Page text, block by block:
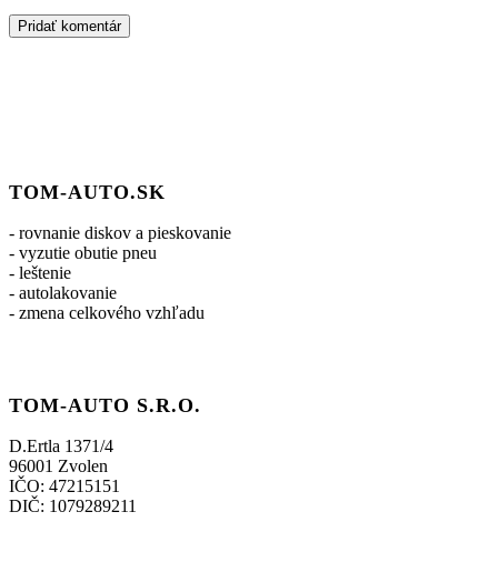
TOM-AUTO.SK
- rovnanie diskov a pieskovanie
- vyzutie obutie pneu
- leštenie
- autolakovanie
- zmena celkového vzhľadu
TOM-AUTO S.R.O.
D.Ertla 1371/4
96001 Zvolen
IČO: 47215151
DIČ: 1079289211